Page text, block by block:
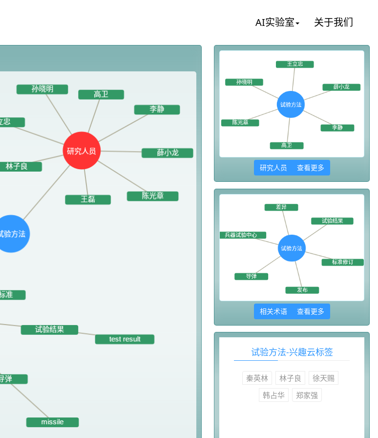
AI实验室 关于我们
研究人员 查看更多
相关术语 查看更多
试验方法-兴趣云标签
秦英林 林子良
徐天赐
韩占华
郑家强